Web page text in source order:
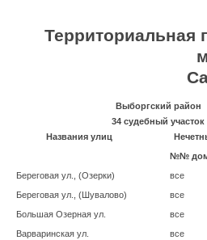
Территориальная
Выборгский район
34 судебный участок
Названия улиц
№№
Береговая ул., (Озерки)
все
Береговая ул., (Шувалово)
все
Большая Озерная ул.
все
Варваринская ул.
все